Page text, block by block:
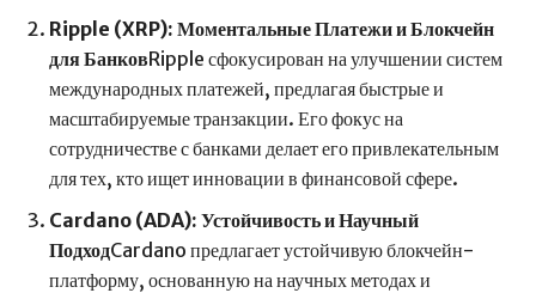
Ripple (XRP): Моментальные Платежи и Блокчейн
для БанковRipple сфокусирован на улучшении систем
международных платежей, предлагая быстрые и
масштабируемые транзакции. Его фокус на
сотрудничестве с банками делает его привлекательным
для тех, кто ищет инновации в финансовой сфере.
Cardano (ADA): Устойчивость и Научный
ПодходCardano предлагает устойчивую блокчейн-
платформу, основанную на научных методах и